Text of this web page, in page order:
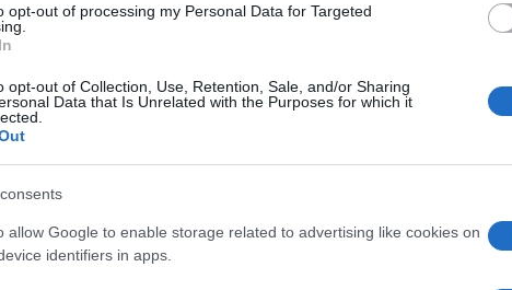
opt-out of processing my Personal Data for Targeted
opt-out of Collection, Use, Retention, Sale, and/or Sharing
Data that Is Unrelated with the Purposes for which it
allow Google to enable storage related to advertising like cookies on
identifiers in apps.
REGION
Nevrijeme napravilo haos u
Hrvatskoj: Grad zabijelio dijelove
zemlje, objavljeni dramatični prizori